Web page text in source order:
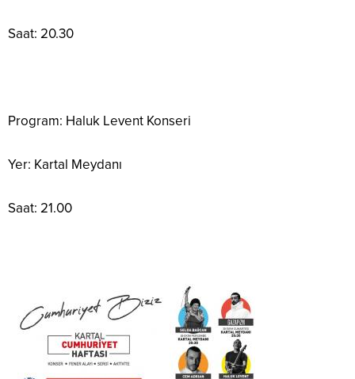
Saat: 20.30
Program: Haluk Levent Konseri
Yer: Kartal Meydanı
Saat: 21.00